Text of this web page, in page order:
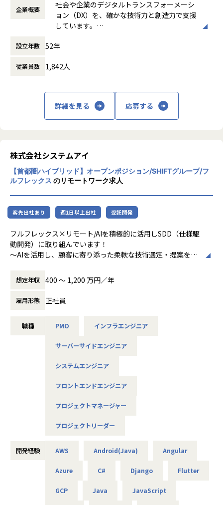
携し、ユーザー価値の最大化を目指します。
技術選定やアーキテクチャの議論にはエンジニア全員が積極
的に関与できます。
■本ポジションの魅力
大企業向けの新規プロダクト開発に初期フェーズから関与で
・ 「ゼロからの設計」 に関与し、技術選定やアーキテクチ
ャ設計の根幹を担える・大企業向けプロダクト開発のファー
ストリリースに携わることで、
ャリストのメンバーとともに開発を推進できる
「日本のビジネスパーソンに感動を与えよう」
当社の統合HCMソリューション 「POSITIVE」 は、25年を超
える実績と 3,000社以上の導入実績を誇り、業界トップクラ
スのシェアを確立しています。
しかし、HRの世界は今、急速な技術革新の波を迎えており
ます。私たちは、新たなHRプロダクトの開発を通じて、さら
グの力を結集し、HR領域における真に価値あるプロダクト
従来の枠を超えた利便性と体験価値を提供し、ビジネスパー
通しの良い職場です。
が裁量を持って働ける環境を整えています。
り、スキルアップを目指すエンジニアに最適な環境です。
グへの積極的な投稿など、新たな取り組みにもチャレンジし
当社の指示する業務全般
時間）
休憩時間： 60分
企業概要
社会や企業のデジタルトランスフォーメーシ
ョン（DX）を、確かな技術力と創造力で支援
しています。
関や製造業のトップクラスの企業と直接取引
ョンを提供しています。
設立年数 52年
従業員数 1,842人
詳細を見る 応募する
株式会社システムアイ
【首都圏ハイブリッド】オープンポジション/SHIFTグループ/フ
ルフレックス のリモートワーク求人
客先出社あり 週1日以上出社 受託開発
フルフレックス×リモート/AIを積極的に活用しSDD（仕様駆
動開発）に取り組んでいます！
～AIを活用し、顧客に寄り添った柔軟な技術選定・提案を支
B2Cから業務アプリケーションまで様々なシステム開発を上
流からリリースまでワンストップに提案するシステム開発会
社です。
フロント/バックエンド〜インフラレイヤまで全領域にわたる
お任せしていきます。
・提案書作成、提案活動
・プロジェクト全体のマネジメント、チーム組成、予算管理
・会社の定める業務
・プロジェクト上流工程支援（システム企画、技術選定、要
・プロジェクト全体のマネジメント
・会社の定める業務
想定年収 400 〜 1,200 万円／年
雇用形態 正社員
職種 PMO インフラエンジニア
サーバーサイドエンジニア
システムエンジニア
フロントエンドエンジニア
プロジェクトマネージャー
プロジェクトリーダー
開発経験 AWS Android(Java) Angular
Azure C# Django Flutter
GCP Java JavaScript